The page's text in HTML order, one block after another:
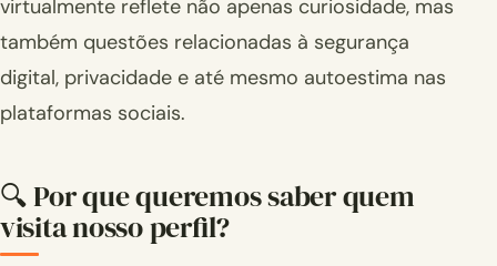
virtualmente reflete não apenas curiosidade, mas
também questões relacionadas à segurança
digital, privacidade e até mesmo autoestima nas
plataformas sociais.
🔍 Por que queremos saber quem
visita nosso perfil?